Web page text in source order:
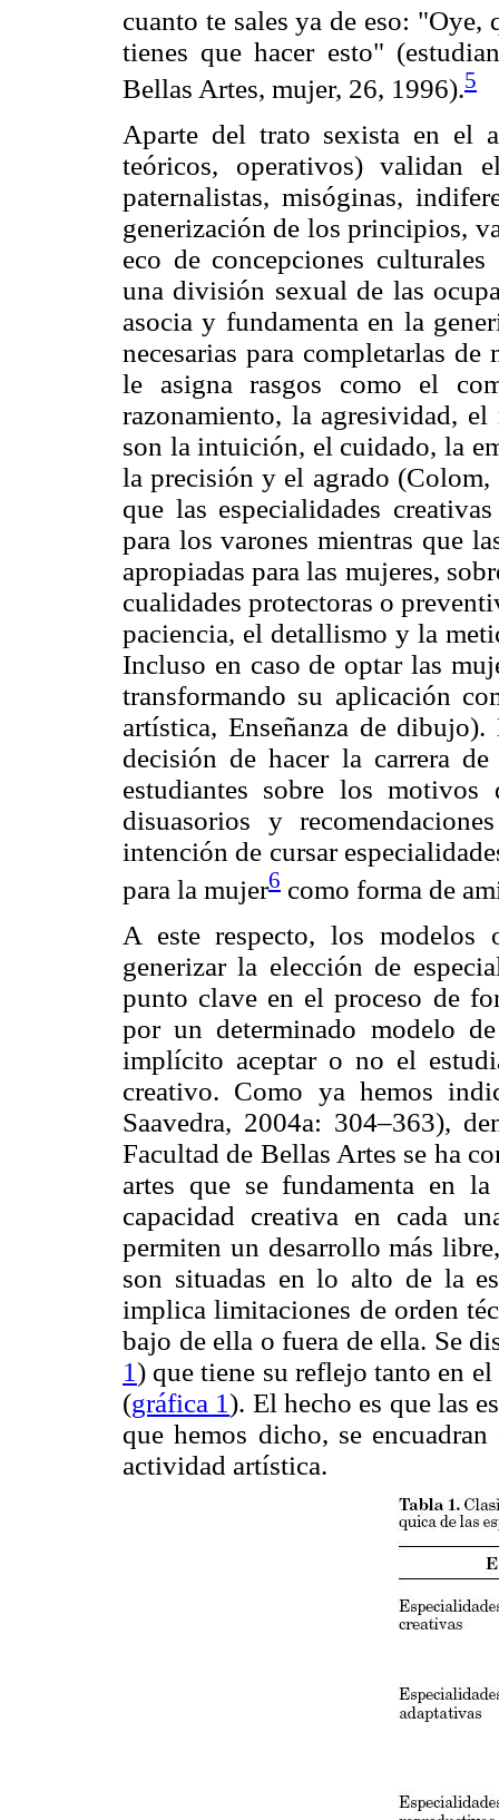
cuanto te sales ya de eso: "Oye,
tienes que hacer esto"
Bellas Artes, mujer, 26, 1996).5
Aparte del trato sexista en el
teóricos, operativos) validan
paternalistas, misóginas,
generización de los principios,
eco de concepciones
una división sexual de las
asocia y fundamenta en la
necesarias para completarlas
le asigna rasgos como el
razonamiento, la agresividad,
son la intuición, el cuidado, la
la precisión y el agrado (Colom,
que las especialidades
para los varones mientras que
apropiadas para las mujeres,
cualidades protectoras o
paciencia, el detallismo y la
Incluso en caso de optar las
transformando su aplicación
artística, Enseñanza de
decisión de hacer la carrera
estudiantes sobre los motivos
disuasorios y
intención de cursar
para la mujer6 como forma de
A este respecto, los
generizar la elección de
punto clave en el proceso de
por un determinado modelo
implícito aceptar o no el
creativo. Como ya hemos
Saavedra, 2004a: 304–363),
Facultad de Bellas Artes se ha
artes que se fundamenta en
capacidad creativa en cada
permiten un desarrollo más
son situadas en lo alto de la
implica limitaciones de orden
bajo de ella o fuera de ella. Se
1) que tiene su reflejo tanto en
(gráfica 1). El hecho es que las
que hemos dicho, se
actividad artística.